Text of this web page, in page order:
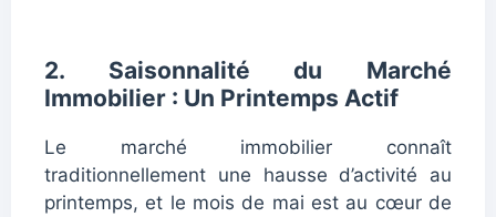
2. Saisonnalité du Marché
Immobilier : Un Printemps Actif
Le marché immobilier connaît
traditionnellement une hausse d’activité au
printemps, et le mois de mai est au cœur de